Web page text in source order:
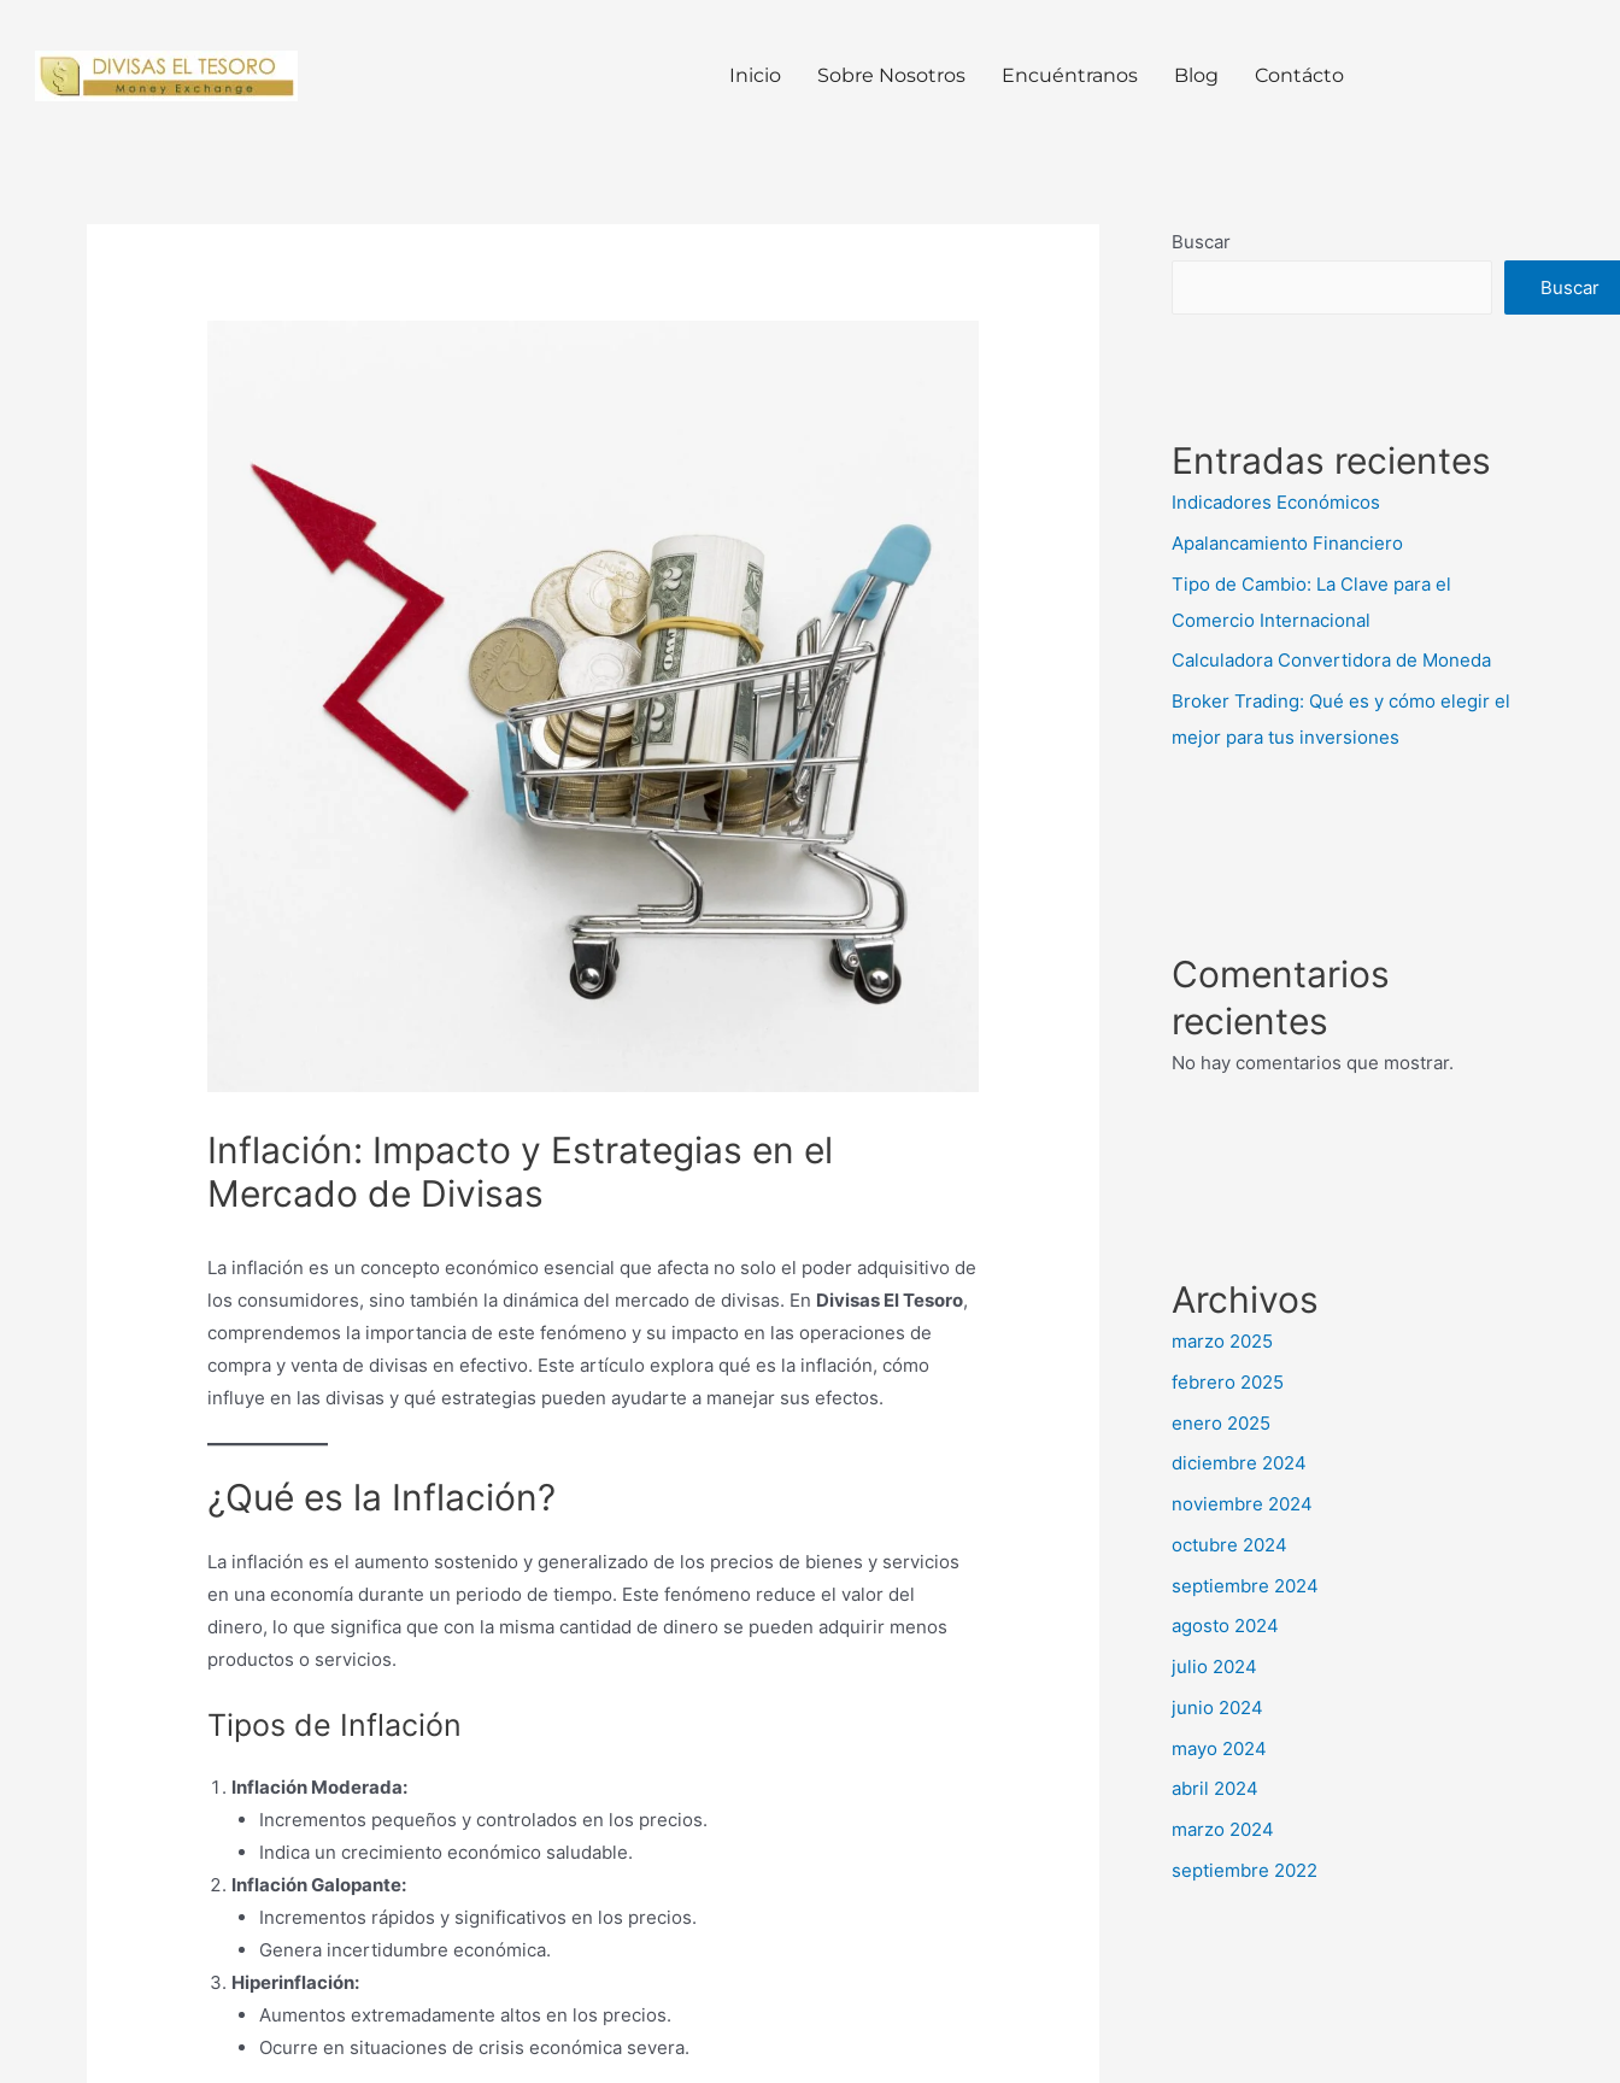
Inicio Sobre Nosotros Encuéntranos Blog Contácto
Inflación: Impacto y Estrategias en el
Mercado de Divisas
La inflación es un concepto económico esencial que afecta no solo el poder adquisitivo de
los consumidores, sino también la dinámica del mercado de divisas. En Divisas El Tesoro,
comprendemos la importancia de este fenómeno y su impacto en las operaciones de
compra y venta de divisas en efectivo. Este artículo explora qué es la inflación, cómo
influye en las divisas y qué estrategias pueden ayudarte a manejar sus efectos.
¿Qué es la Inflación?
La inflación es el aumento sostenido y generalizado de los precios de bienes y servicios
en una economía durante un periodo de tiempo. Este fenómeno reduce el valor del
dinero, lo que significa que con la misma cantidad de dinero se pueden adquirir menos
productos o servicios.
Tipos de Inflación
Inflación Moderada:
Incrementos pequeños y controlados en los precios.
Indica un crecimiento económico saludable.
Inflación Galopante:
Incrementos rápidos y significativos en los precios.
Genera incertidumbre económica.
Hiperinflación:
Aumentos extremadamente altos en los precios.
Ocurre en situaciones de crisis económica severa.
Buscar
Buscar
Entradas recientes
Indicadores Económicos
Apalancamiento Financiero
Tipo de Cambio: La Clave para el
Comercio Internacional
Calculadora Convertidora de Moneda
Broker Trading: Qué es y cómo elegir el
mejor para tus inversiones
Comentarios
recientes
No hay comentarios que mostrar.
Archivos
marzo 2025
febrero 2025
enero 2025
diciembre 2024
noviembre 2024
octubre 2024
septiembre 2024
agosto 2024
julio 2024
junio 2024
mayo 2024
abril 2024
marzo 2024
septiembre 2022